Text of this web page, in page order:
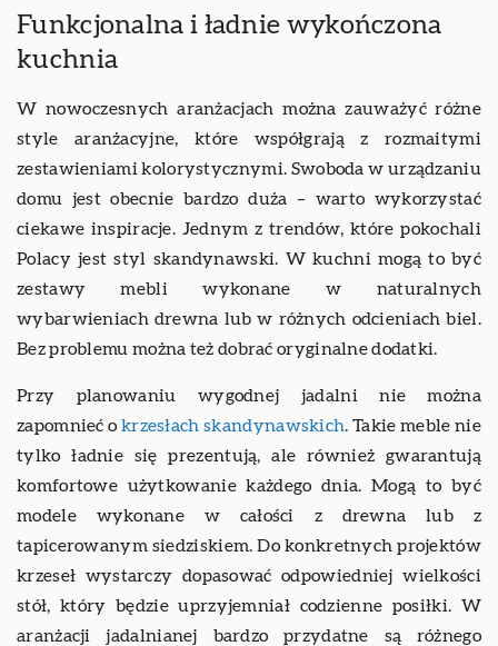
Funkcjonalna i ładnie wykończona
kuchnia
W nowoczesnych aranżacjach można zauważyć różne
style aranżacyjne, które współgrają z rozmaitymi
zestawieniami kolorystycznymi. Swoboda w urządzaniu
domu jest obecnie bardzo duża – warto wykorzystać
ciekawe inspiracje. Jednym z trendów, które pokochali
Polacy jest styl skandynawski. W kuchni mogą to być
zestawy mebli wykonane w naturalnych
wybarwieniach drewna lub w różnych odcieniach biel.
Bez problemu można też dobrać oryginalne dodatki.
Przy planowaniu wygodnej jadalni nie można
zapomnieć o krzesłach skandynawskich. Takie meble nie
tylko ładnie się prezentują, ale również gwarantują
komfortowe użytkowanie każdego dnia. Mogą to być
modele wykonane w całości z drewna lub z
tapicerowanym siedziskiem. Do konkretnych projektów
krzeseł wystarczy dopasować odpowiedniej wielkości
stół, który będzie uprzyjemniał codzienne posiłki. W
aranżacji jadalnianej bardzo przydatne są różnego